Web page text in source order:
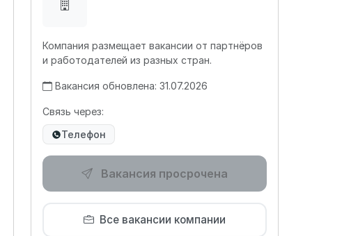
Компания размещает вакансии от партнёров
и работодателей из разных стран.
Вакансия обновлена: 31.07.2026
Связь через:
Телефон
Вакансия просрочена
Все вакансии компании